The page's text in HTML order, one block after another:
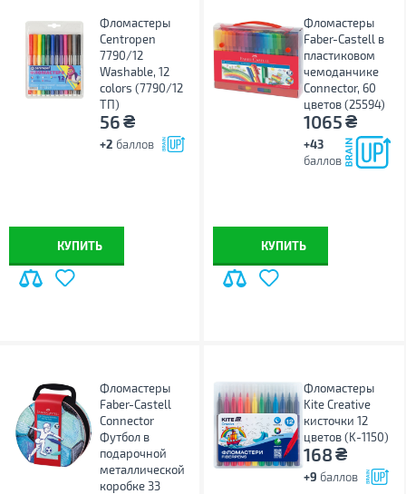
Фломастеры
Centropen
7790/12
Washable, 12
colors (7790/12
ТП)
56₴
+2 баллов
КУПИТЬ
Фломастеры
Faber-Castell в
пластиковом
чемоданчике
Connector, 60
цветов (25594)
1065₴
+43
баллов
КУПИТЬ
Фломастеры
Faber-Castell
Connector
Футбол в
подарочной
металлической
коробке 33
Фломастеры
Kite Creative
кисточки 12
цветов (K-1150)
168₴
+9 баллов